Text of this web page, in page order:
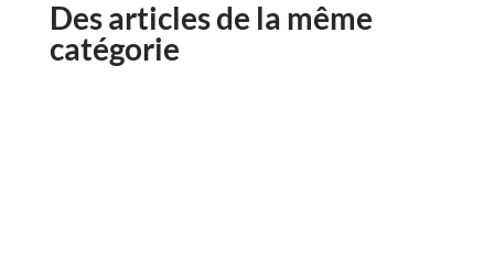
Des articles de la même
catégorie